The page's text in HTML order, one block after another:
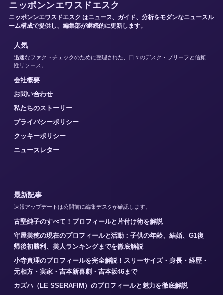
ニッポンンエワスドエスク
ニッポンンエワスドエスク はニュース、ガイド、分析をモダンなニュースル
ーム構成で提供し、編集部が継続的に更新します。
人気
迅速なファクトチェックのために整理された、日々のデスク・ブリーフと信頼
性リソース。
会社概要
お問い合わせ
私たちのストーリー
プライバシーポリシー
クッキーポリシー
ニュースレター
最新記事
速報アップデートは公開前に編集デスクが確認します。
古堅純子のすべて！プロフィールと片付け術を解説
守屋美穂の現在のプロフィールと活動：子供の年齢、結婚、G1復
帰後初勝利、美人ランキングまでを徹底解説
小寺真理のプロフィールを完全解説！スリーサイズ・身長・経歴・
元相方・実家・吉本新喜劇・吉本坂46まで
カズハ（LE SSERAFIM）のプロフィールと魅力を徹底解説